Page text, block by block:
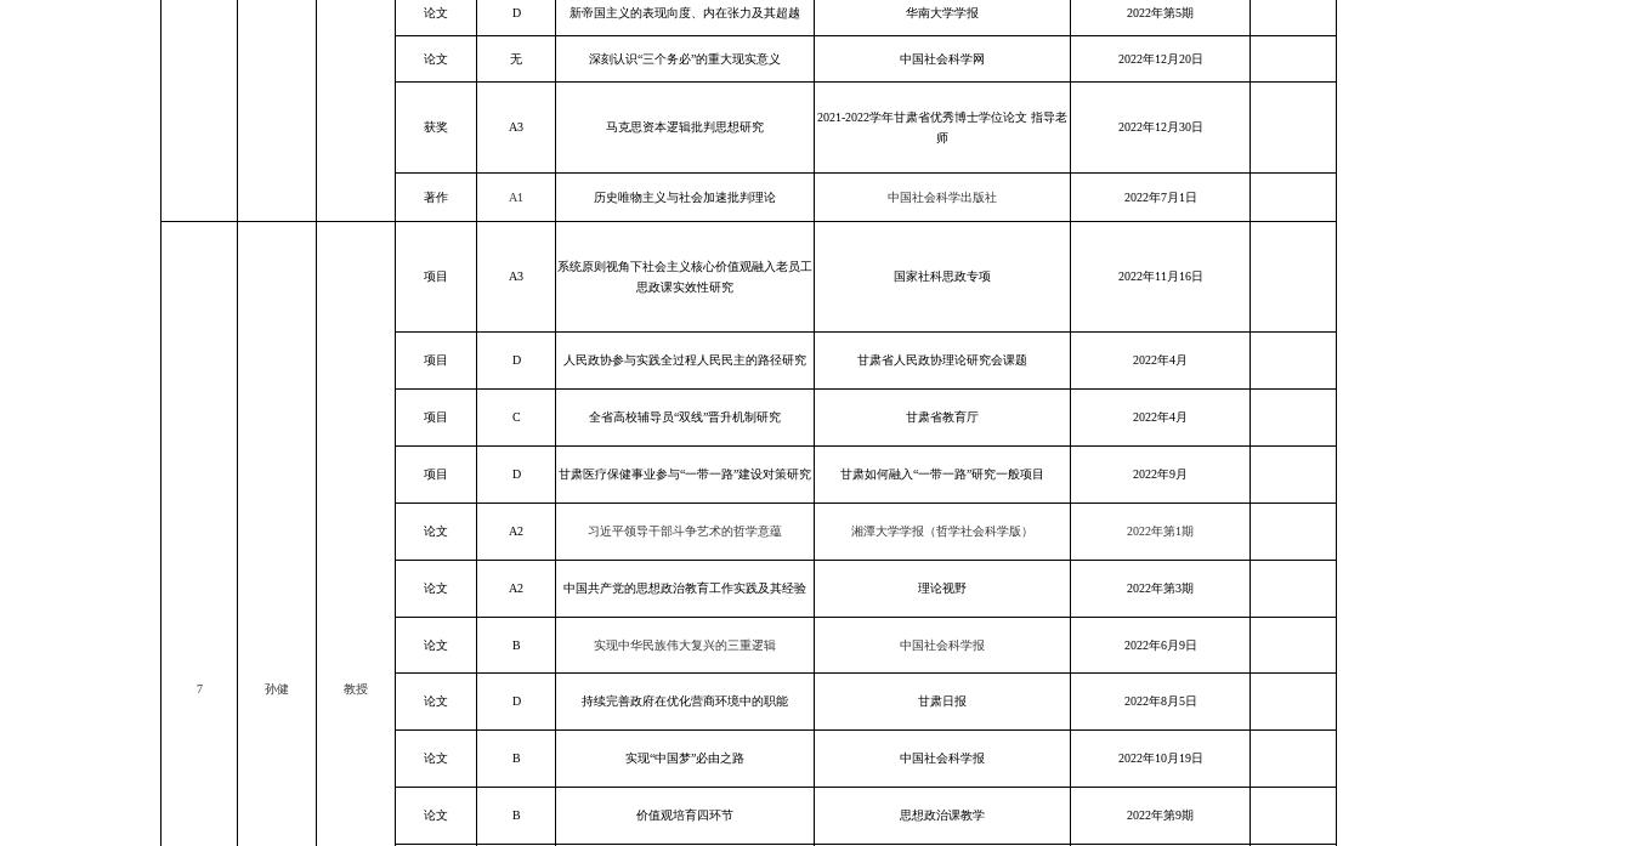
论文 D 新帝国主义的表现向度、内在张力及其超越 华南大学学报 2022年第5期
论文 无 深刻认识“三个务必”的重大现实意义 中国社会科学网 2022年12月20日
获奖 A3 马克思资本逻辑批判思想研究
2021-2022学年甘肃省优秀博士学位论文 指导老
师
2022年12月30日
著作 A1 历史唯物主义与社会加速批判理论 中国社会科学出版社 2022年7月1日
7 孙健 教授
项目 A3
系统原则视角下社会主义核心价值观融入老员工
思政课实效性研究
国家社科思政专项 2022年11月16日
项目 D 人民政协参与实践全过程人民民主的路径研究 甘肃省人民政协理论研究会课题 2022年4月
项目 C 全省高校辅导员“双线”晋升机制研究 甘肃省教育厅 2022年4月
项目 D 甘肃医疗保健事业参与“一带一路”建设对策研究 甘肃如何融入“一带一路”研究一般项目 2022年9月
论文 A2 习近平领导干部斗争艺术的哲学意蕴 湘潭大学学报（哲学社会科学版） 2022年第1期
论文 A2 中国共产党的思想政治教育工作实践及其经验 理论视野 2022年第3期
论文 B 实现中华民族伟大复兴的三重逻辑 中国社会科学报 2022年6月9日
论文 D 持续完善政府在优化营商环境中的职能 甘肃日报 2022年8月5日
论文 B 实现“中国梦”必由之路 中国社会科学报 2022年10月19日
论文 B 价值观培育四环节 思想政治课教学 2022年第9期